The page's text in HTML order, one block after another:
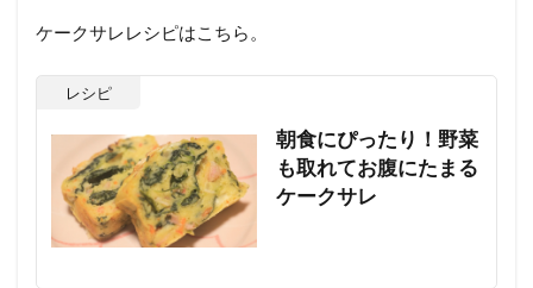
ケークサレレシピはこちら。
レシピ
朝食にぴったり！野菜
も取れてお腹にたまる
ケークサレ